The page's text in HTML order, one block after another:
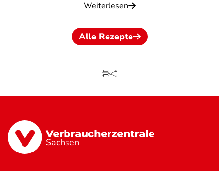
Weiterlesen
Alle Rezepte
Sachsen